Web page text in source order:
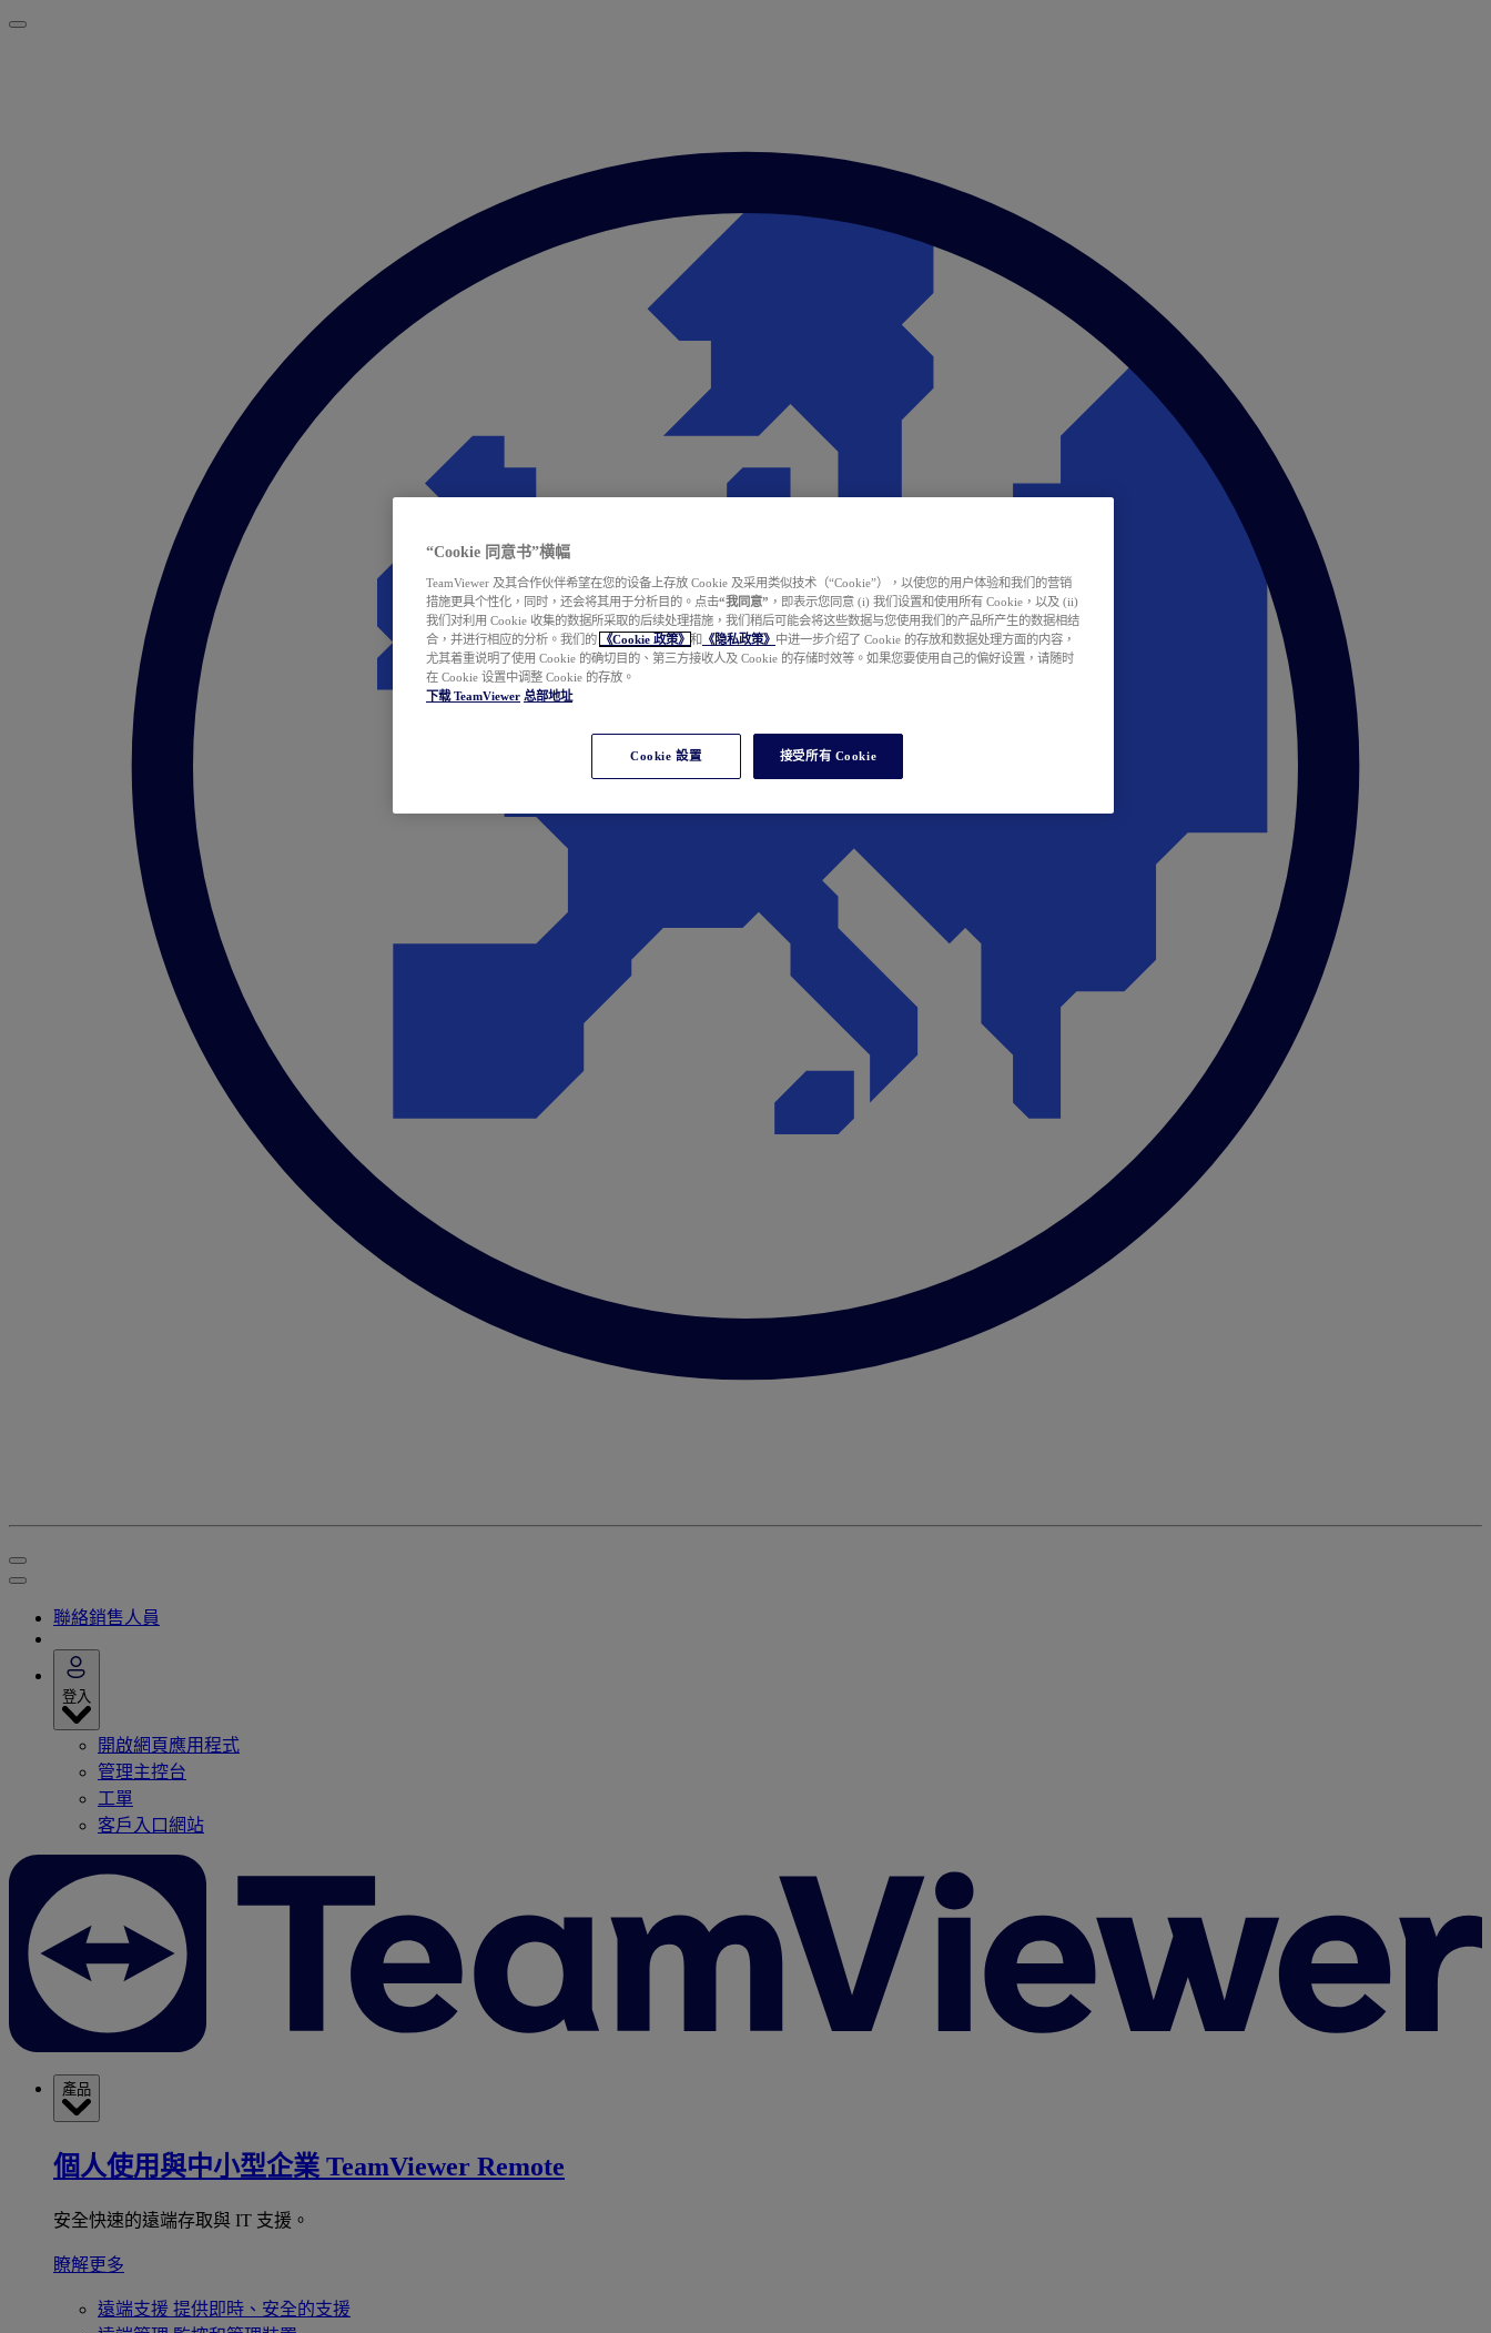
聯絡銷售人員
登入
開啟網頁應用程式
管理主控台
工單
客戶入口網站
產品
個人使用與中小型企業 TeamViewer Remote
安全快速的遠端存取與 IT 支援。
瞭解更多
遠端支援 提供即時、安全的支援
“Cookie 同意书”横幅
TeamViewer 及其合作伙伴希望在您的设备上存放 Cookie 及采用类似技术（“Cookie”），以使您的用户体验和我们的营销
措施更具个性化，同时，还会将其用于分析目的。点击“我同意” ，即表示您同意 (i) 我们设置和使用所有 Cookie，以及 (ii)
我们对利用 Cookie 收集的数据所采取的后续处理措施，我们稍后可能会将这些数据与您使用我们的产品所产生的数据相结
合，并进行相应的分析。我们的
《Cookie 政策》 和 《隐私政策》 中进一步介绍了 Cookie 的存放和数据处理方面的内容，
尤其着重说明了使用 Cookie 的确切目的、第三方接收人及 Cookie 的存储时效等。如果您要使用自己的偏好设置，请随时
在 Cookie 设置中调整 Cookie 的存放。
下载 TeamViewer 总部地址
Cookie 設置 接受所有 Cookie